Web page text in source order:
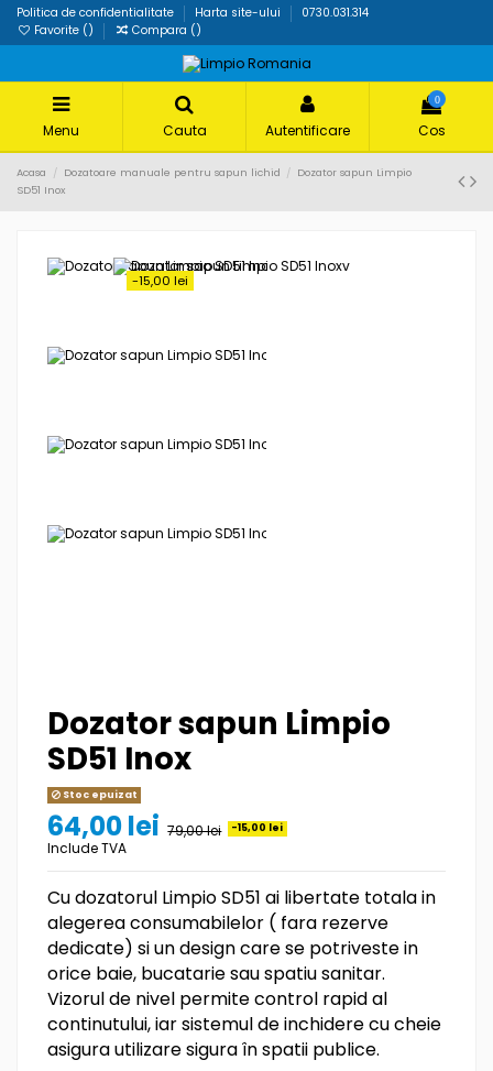
Politica de confidentialitate Harta site-ului
0730.031.314
Favorite () Compara ()
Menu Cauta Autentificare
0
Cos
Acasa Dozatoare manuale pentru sapun lichid
Dozator sapun Limpio
SD51 Inox
-15,00 lei
Dozator sapun Limpio
SD51 Inox
Stoc epuizat
64,00 lei 79,00 lei -15,00 lei
Include TVA
Cu dozatorul Limpio SD51 ai libertate totala in
alegerea consumabilelor ( fara rezerve
dedicate) si un design care se potriveste in
orice baie, bucatarie sau spatiu sanitar.
Vizorul de nivel permite control rapid al
continutului, iar sistemul de inchidere cu cheie
asigura utilizare sigura în spatii publice.